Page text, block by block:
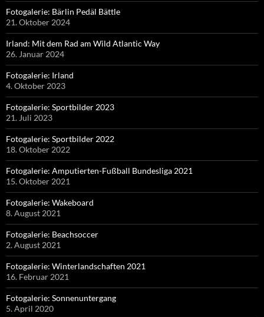
Fotogalerie: Bärlin Pedäl Bättle
21. Oktober 2024
Irland: Mit dem Rad am Wild Atlantic Way
26. Januar 2024
Fotogalerie: Irland
4. Oktober 2023
Fotogalerie: Sportbilder 2023
21. Juli 2023
Fotogalerie: Sportbilder 2022
18. Oktober 2022
Fotogalerie: Amputierten-Fußball Bundesliga 2021
15. Oktober 2021
Fotogalerie: Wakeboard
8. August 2021
Fotogalerie: Beachsoccer
2. August 2021
Fotogalerie: Winterlandschaften 2021
16. Februar 2021
Fotogalerie: Sonnenuntergang
5. April 2020